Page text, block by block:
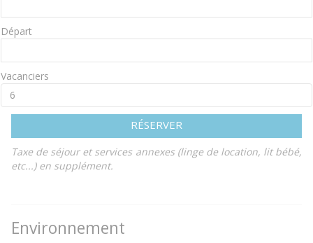
Départ
Vacanciers
RÉSERVER
Taxe de séjour et services annexes (linge de location, lit bébé,
etc...) en supplément.
Environnement